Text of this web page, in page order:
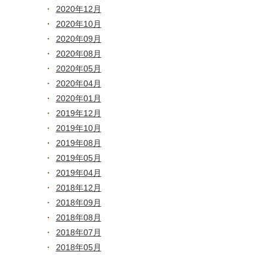
2020年12月
2020年10月
2020年09月
2020年08月
2020年05月
2020年04月
2020年01月
2019年12月
2019年10月
2019年08月
2019年05月
2019年04月
2018年12月
2018年09月
2018年08月
2018年07月
2018年05月